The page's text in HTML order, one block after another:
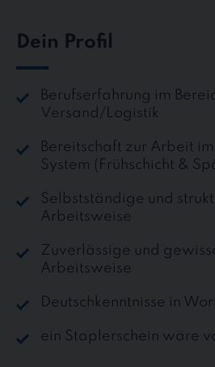
Dein Profil
Berufserfahrung im
Versand/Logistik
Bereitschaft zur Arbeit
System (Frühschicht &
Selbstständige und
Arbeitsweise
Zuverlässige und
Arbeitsweise
Deutschkenntnisse in
ein Staplerschein wäre